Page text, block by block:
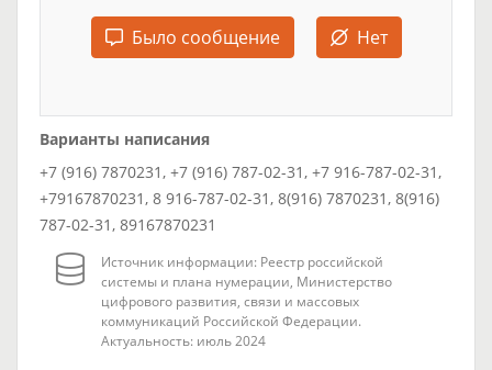
Было сообщение Нет
Варианты написания
+7 (916) 7870231, +7 (916) 787-02-31, +7 916-787-02-31,
+79167870231, 8 916-787-02-31, 8(916) 7870231, 8(916)
787-02-31, 89167870231
Источник информации: Реестр российской
системы и плана нумерации, Министерство
цифрового развития, связи и массовых
коммуникаций Российской Федерации.
Актуальность: июль 2024